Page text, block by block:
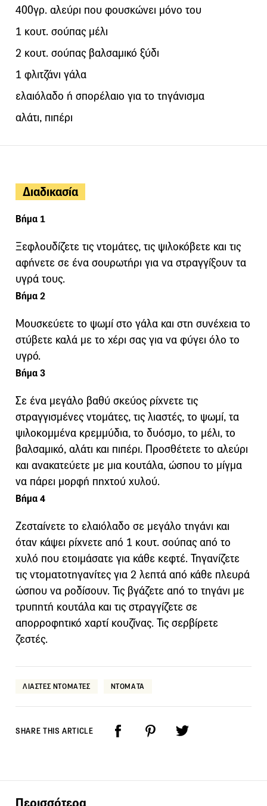
400γρ. αλεύρι που φουσκώνει μόνο του
1 κουτ. σούπας μέλι
2 κουτ. σούπας βαλσαμικό ξύδι
1 φλιτζάνι γάλα
ελαιόλαδο ή σπορέλαιο για το τηγάνισμα
αλάτι, πιπέρι
Διαδικασία
Βήμα 1
Ξεφλουδίζετε τις ντομάτες, τις ψιλοκόβετε και τις
αφήνετε σε ένα σουρωτήρι για να στραγγίξουν τα
υγρά τους.
Βήμα 2
Μουσκεύετε το ψωμί στο γάλα και στη συνέχεια το
στύβετε καλά με το χέρι σας για να φύγει όλο το
υγρό.
Βήμα 3
Σε ένα μεγάλο βαθύ σκεύος ρίχνετε τις
στραγγισμένες ντομάτες, τις λιαστές, το ψωμί, τα
ψιλοκομμένα κρεμμύδια, το δυόσμο, το μέλι, το
βαλσαμικό, αλάτι και πιπέρι. Προσθέτετε το αλεύρι
και ανακατεύετε με μια κουτάλα, ώσπου το μίγμα
να πάρει μορφή πηχτού χυλού.
Βήμα 4
Ζεσταίνετε το ελαιόλαδο σε μεγάλο τηγάνι και
όταν κάψει ρίχνετε από 1 κουτ. σούπας από το
χυλό που ετοιμάσατε για κάθε κεφτέ. Τηγανίζετε
τις ντοματοτηγανίτες για 2 λεπτά από κάθε πλευρά
ώσπου να ροδίσουν. Τις βγάζετε από το τηγάνι με
τρυπητή κουτάλα και τις στραγγίζετε σε
απορροφητικό χαρτί κουζίνας. Τις σερβίρετε
ζεστές.
ΛΙΑΣΤΕΣ ΝΤΟΜΑΤΕΣ ΝΤΟΜΑΤΑ
SHARE THIS ARTICLE